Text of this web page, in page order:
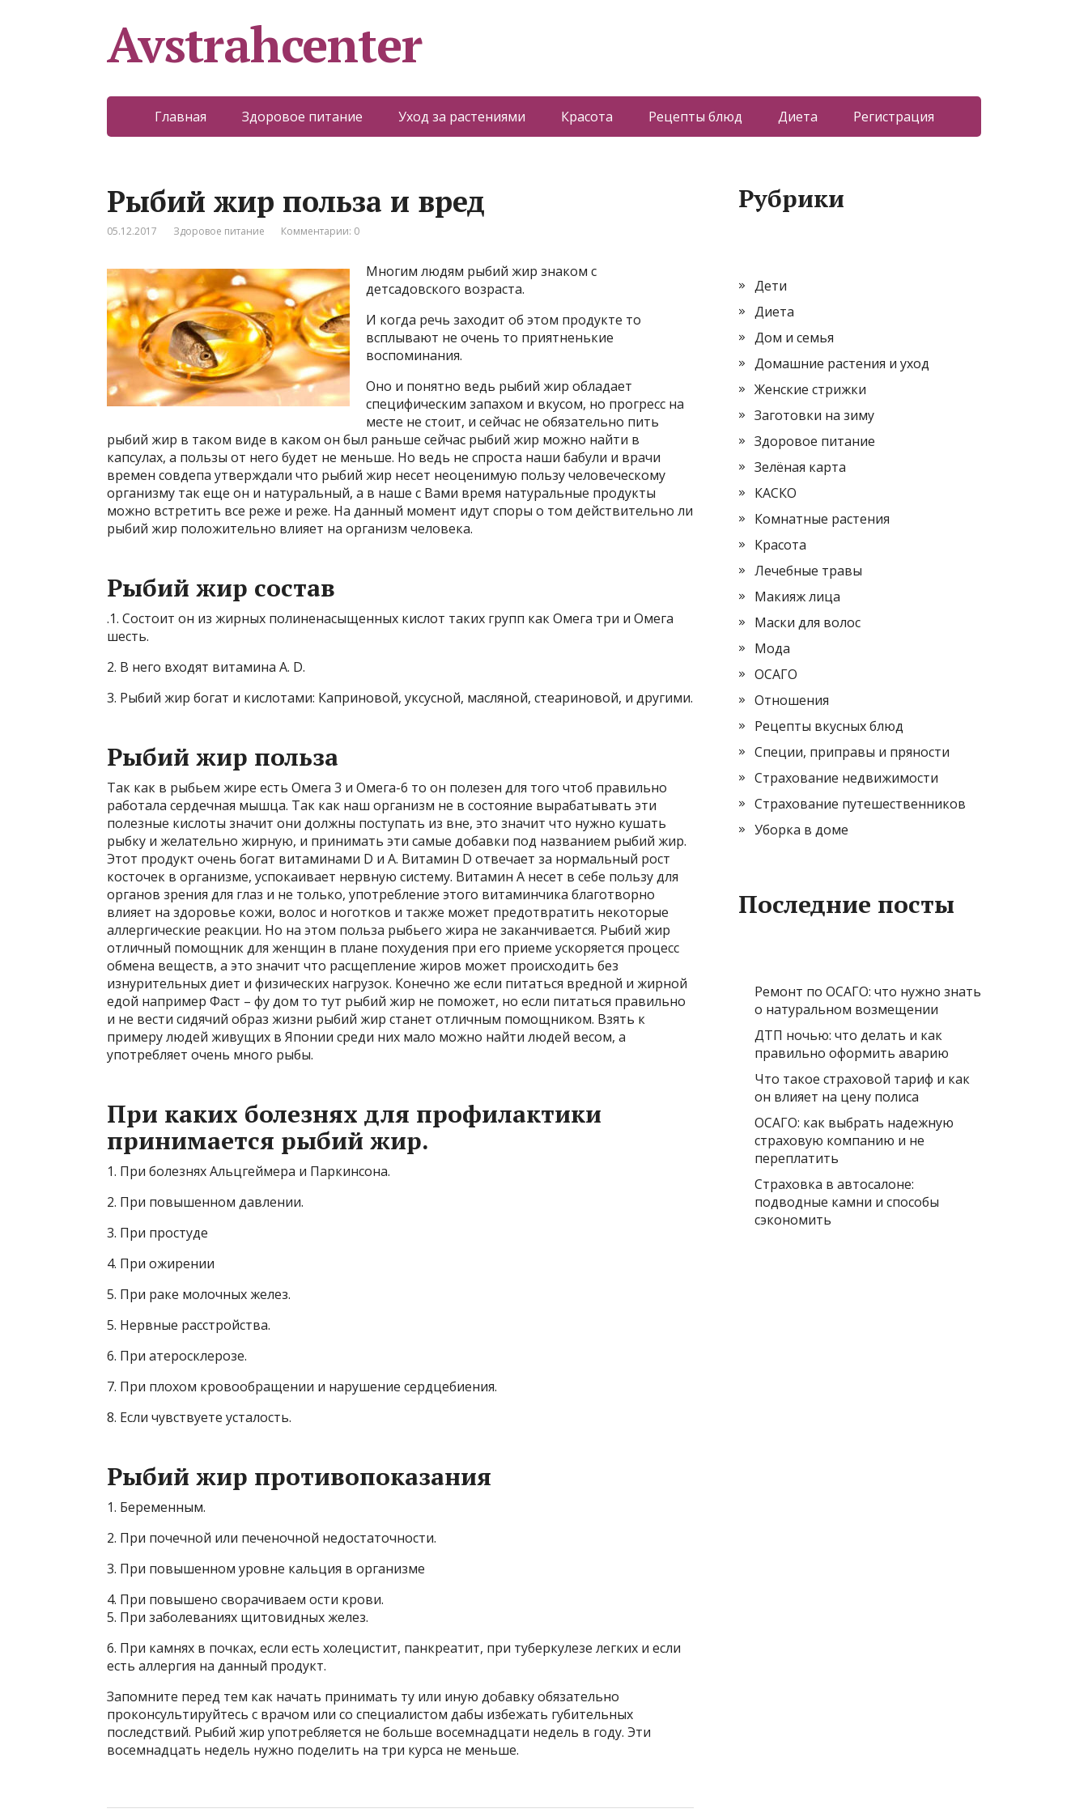
Avstrahcenter
Главная Здоровое питание Уход за растениями Красота Рецепты блюд Диета Регистрация
Рыбий жир польза и вред
05.12.2017 Здоровое питание Комментарии: 0
Многим людям рыбий жир знаком с
детсадовского возраста.
И когда речь заходит об этом продукте то
всплывают не очень то приятненькие
воспоминания.
Оно и понятно ведь рыбий жир обладает
специфическим запахом и вкусом, но прогресс на
месте не стоит, и сейчас не обязательно пить
рыбий жир в таком виде в каком он был раньше сейчас рыбий жир можно найти в
капсулах, а пользы от него будет не меньше. Но ведь не спроста наши бабули и врачи
времен совдепа утверждали что рыбий жир несет неоценимую пользу человеческому
организму так еще он и натуральный, а в наше с Вами время натуральные продукты
можно встретить все реже и реже. На данный момент идут споры о том действительно ли
рыбий жир положительно влияет на организм человека.
Рыбий жир состав
.1. Состоит он из жирных полиненасыщенных кислот таких групп как Омега три и Омега
шесть.
2. В него входят витамина A. D.
3. Рыбий жир богат и кислотами: Каприновой, уксусной, масляной, стеариновой, и другими.
Рыбий жир польза
Так как в рыбьем жире есть Омега 3 и Омега-6 то он полезен для того чтоб правильно
работала сердечная мышца. Так как наш организм не в состояние вырабатывать эти
полезные кислоты значит они должны поступать из вне, это значит что нужно кушать
рыбку и желательно жирную, и принимать эти самые добавки под названием рыбий жир.
Этот продукт очень богат витаминами D и А. Витамин D отвечает за нормальный рост
косточек в организме, успокаивает нервную систему. Витамин А несет в себе пользу для
органов зрения для глаз и не только, употребление этого витаминчика благотворно
влияет на здоровье кожи, волос и ноготков и также может предотвратить некоторые
аллергические реакции. Но на этом польза рыбьего жира не заканчивается. Рыбий жир
отличный помощник для женщин в плане похудения при его приеме ускоряется процесс
обмена веществ, а это значит что расщепление жиров может происходить без
изнурительных диет и физических нагрузок. Конечно же если питаться вредной и жирной
едой например Фаст – фу дом то тут рыбий жир не поможет, но если питаться правильно
и не вести сидячий образ жизни рыбий жир станет отличным помощником. Взять к
примеру людей живущих в Японии среди них мало можно найти людей весом, а
употребляет очень много рыбы.
При каких болезнях для профилактики
принимается рыбий жир.
1. При болезнях Альцгеймера и Паркинсона.
2. При повышенном давлении.
3. При простуде
4. При ожирении
5. При раке молочных желез.
5. Нервные расстройства.
6. При атеросклерозе.
7. При плохом кровообращении и нарушение сердцебиения.
8. Если чувствуете усталость.
Рыбий жир противопоказания
1. Беременным.
2. При почечной или печеночной недостаточности.
3. При повышенном уровне кальция в организме
4. При повышено сворачиваем ости крови.
5. При заболеваниях щитовидных желез.
6. При камнях в почках, если есть холецистит, панкреатит, при туберкулезе легких и если
есть аллергия на данный продукт.
Запомните перед тем как начать принимать ту или иную добавку обязательно
проконсультируйтесь с врачом или со специалистом дабы избежать губительных
последствий. Рыбий жир употребляется не больше восемнадцати недель в году. Эти
восемнадцать недель нужно поделить на три курса не меньше.
Рубрики
Дети
Диета
Дом и семья
Домашние растения и уход
Женские стрижки
Заготовки на зиму
Здоровое питание
Зелёная карта
КАСКО
Комнатные растения
Красота
Лечебные травы
Макияж лица
Маски для волос
Мода
ОСАГО
Отношения
Рецепты вкусных блюд
Специи, приправы и пряности
Страхование недвижимости
Страхование путешественников
Уборка в доме
Последние посты
Ремонт по ОСАГО: что нужно знать
о натуральном возмещении
ДТП ночью: что делать и как
правильно оформить аварию
Что такое страховой тариф и как
он влияет на цену полиса
ОСАГО: как выбрать надежную
страховую компанию и не
переплатить
Страховка в автосалоне:
подводные камни и способы
сэкономить